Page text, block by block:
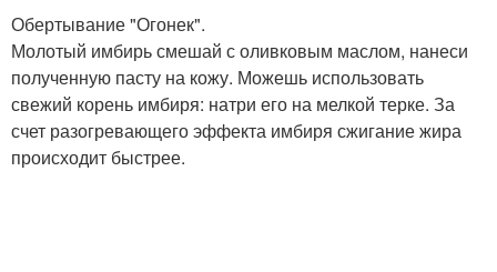
Обертывание "Огонек".
Молотый имбирь смешай с оливковым маслом, нанеси
полученную пасту на кожу. Можешь использовать
свежий корень имбиря: натри его на мелкой терке. За
счет разогревающего эффекта имбиря сжигание жира
происходит быстрее.